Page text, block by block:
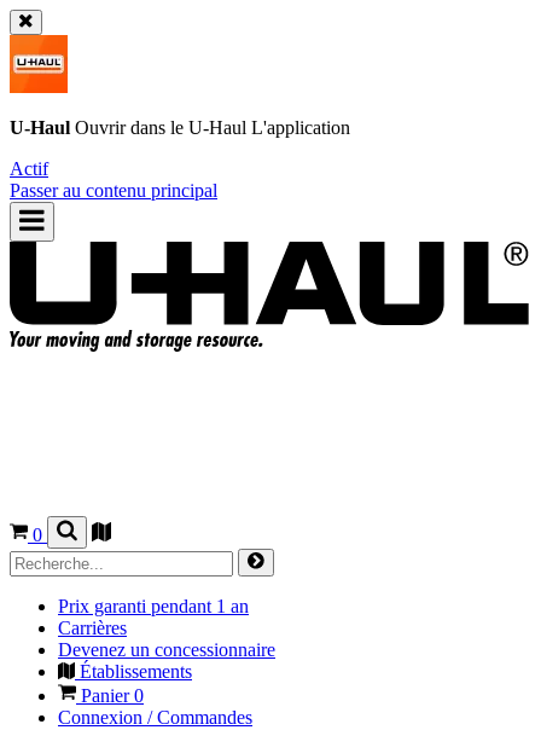
U-Haul Ouvrir dans le U-Haul L'application
Actif
Passer au contenu principal
0
Prix garanti pendant 1 an
Carrières
Devenez un concessionnaire
Établissements
Panier0
Connexion / Commandes